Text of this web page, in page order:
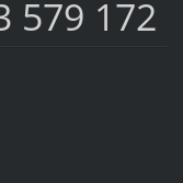
579 172